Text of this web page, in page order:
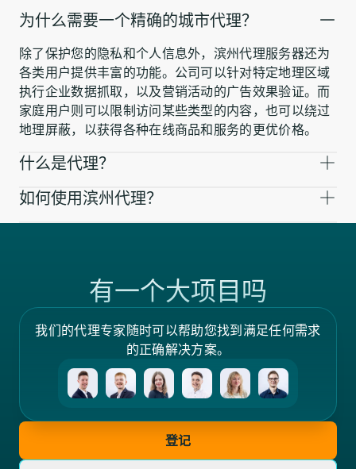
为什么需要一个精确的城市代理？
除了保护您的隐私和个人信息外，滨州代理服务器还为
各类用户提供丰富的功能。公司可以针对特定地理区域
执行企业数据抓取，以及营销活动的广告效果验证。而
家庭用户则可以限制访问某些类型的内容，也可以绕过
地理屏蔽，以获得各种在线商品和服务的更优价格。
什么是代理？
如何使用滨州代理？
有一个大项目吗
我们的代理专家随时可以帮助您找到满足任何需求
的正确解决方案。
登记